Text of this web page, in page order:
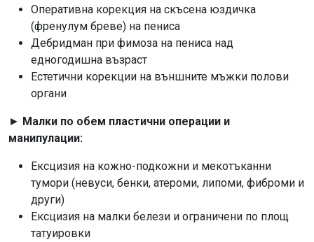
Оперативна корекция на скъсена юздичка
(френулум бреве) на пениса
Дебридман при фимоза на пениса над
едногодишна възраст
Естетични корекции на външните мъжки полови
органи
► Малки по обем пластични операции и
манипулации:
Ексцизия на кожно-подкожни и мекотъканни
тумори (невуси, бенки, атероми, липоми, фиброми и
други)
Ексцизия на малки белези и ограничени по площ
татуировки